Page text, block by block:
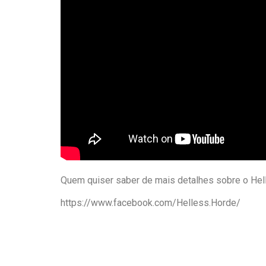
Quem quiser saber de mais detalhes sobre o
https://www.facebook.com/Helless.Horde/